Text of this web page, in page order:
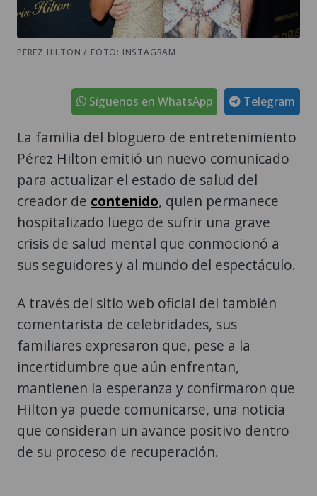
PEREZ HILTON / FOTO: INSTAGRAM
Telegram
Síguenos en WhatsApp
La familia del bloguero de entretenimiento
Pérez Hilton emitió un nuevo comunicado
para actualizar el estado de salud del
creador de contenido, quien permanece
hospitalizado luego de sufrir una grave
crisis de salud mental que conmocionó a
sus seguidores y al mundo del espectáculo.
A través del sitio web oficial del también
comentarista de celebridades, sus
familiares expresaron que, pese a la
incertidumbre que aún enfrentan,
mantienen la esperanza y confirmaron que
Hilton ya puede comunicarse, una noticia
que consideran un avance positivo dentro
de su proceso de recuperación.